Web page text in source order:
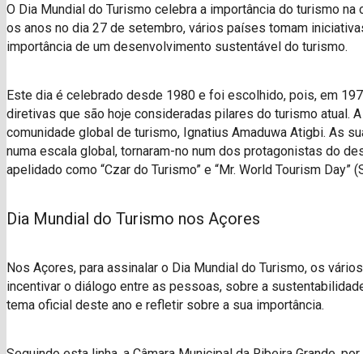
O Dia Mundial do Turismo celebra a importância do turismo
os anos no dia 27 de setembro, vários países tomam
importância de um desenvolvimento sustentável do turismo.
Este dia é celebrado desde 1980 e foi escolhido, pois, em
diretivas que são hoje consideradas pilares do turismo atual.
comunidade global de turismo, Ignatius Amaduwa Atigbi. As
numa escala global, tornaram-no num dos protagonistas do
apelidado como “Czar do Turismo” e “Mr. World Tourism Day”
Dia Mundial do Turismo nos Açores
Nos Açores, para assinalar o Dia Mundial do Turismo, os
incentivar o diálogo entre as pessoas, sobre a
tema oficial deste ano e refletir sobre a sua importância.